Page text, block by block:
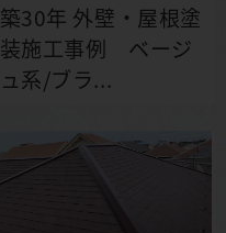
築30年 外壁・屋根塗
装施工事例 ベージ
ュ系/ブラ...